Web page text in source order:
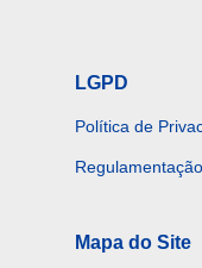
LGPD
Política de
Regulamentação
Mapa do Site